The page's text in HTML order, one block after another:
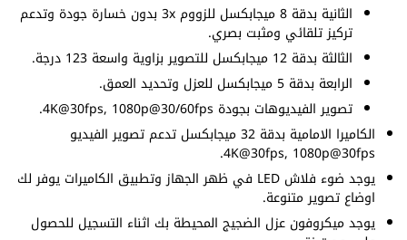
الثانية بدقة 8 ميجابكسل للزووم 3x بدون خسارة جودة وتدعم
تركيز تلقائي ومثبت بصري.
الثالثة بدقة 12 ميجابكسل للتصوير بزاوية واسعة 123 درجة.
الرابعة بدقة 5 ميجابكسل للعزل وتحديد العمق.
تصوير الفيديوهات بجودة 4K@30fps, 1080p@30/60fps.
الكاميرا الامامية بدقة 32 ميجابكسل تدعم تصوير الفيديو
4K@30fps, 1080p@30fps.
يوجد ضوء فلاش LED في ظهر الجهاز وتطبيق الكاميرات يوفر لك
اوضاع تصوير متنوعة.
يوجد ميكروفون عزل الضجيج المحيطة بك اثناء التسجيل للحصول